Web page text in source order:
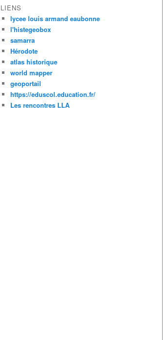
LIENS
lycee louis armand eaubonne
l'histegeobox
samarra
Hérodote
atlas historique
world mapper
geoportail
https://eduscol.education.fr/
Les rencontres LLA